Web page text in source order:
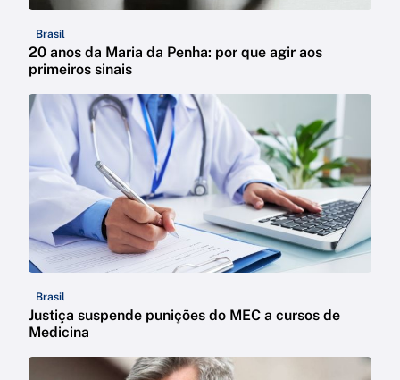
Brasil
20 anos da Maria da Penha: por que agir aos
primeiros sinais
Brasil
Justiça suspende punições do MEC a cursos de
Medicina